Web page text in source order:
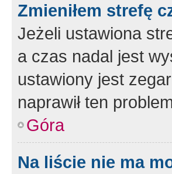
Zmieniłem strefę
Jeżeli ustawiona
a czas nadal jest
ustawiony jest
naprawił ten
Góra
Na liście nie ma